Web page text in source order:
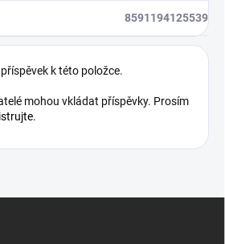
8591194125539
k této položce.
mohou vkládat příspěvky. Prosím
.